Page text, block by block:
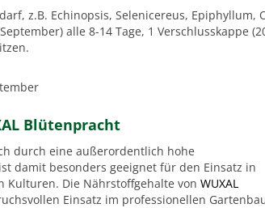
z.B. Echinopsis, Selenicereus, Epiphyllum,
alle 8-14 Tage, 1 Verschlusskappe
Blütenpracht
durch eine außerordentlich hohe
damit besonders geeignet für den Einsatz in
Die Nährstoffgehalte von WUXAL
Einsatz im professionellen